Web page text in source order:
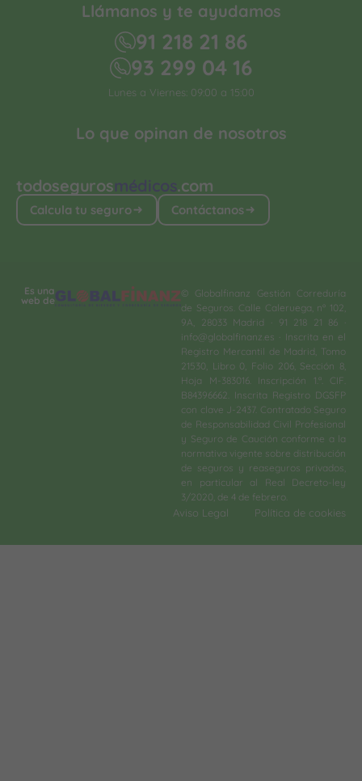
todosegurosmédicos.com
Calcula tu seguro Contáctanos
Lo que opinan de nosotros
Llámanos y te ayudamos
91 218 21 86
93 299 04 16
Lunes a Viernes: 09:00 a 15:00
Es una
web de
© Globalfinanz Gestión Correduría
de Seguros. Calle Caleruega, nº 102,
9A, 28033 Madrid · 91 218 21 86 ·
info@globalfinanz.es · Inscrita en el
Registro Mercantil de Madrid, Tomo
21530, Libro 0, Folio 206, Sección 8,
Hoja M-383016. Inscripción 1.ª. CIF.
B84396662. Inscrita Registro DGSFP
con clave J-2437. Contratado Seguro
de Responsabilidad Civil Profesional
y Seguro de Caución conforme a la
normativa vigente sobre distribución
de seguros y reaseguros privados,
en particular al Real Decreto-ley
3/2020, de 4 de febrero.​
Aviso Legal Política de cookies